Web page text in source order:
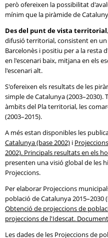
però ofereixen la possibilitat
mínim que la piràmide de
Des del punt de vista territorial
difusió territorial, consistent en
Barcelonès i positiu per a la resta
en l'escenari baix, mitjana en els
l'escenari alt.
S'ofereixen els resultats de les
simple de Catalunya
àmbits del Pla territorial, les
(2003–2015).
A més estan disponibles les
Catalunya (base 2002) i
2002). Principals resultats en els
presenten una visió global de les
Projeccions.
Per elaborar Projeccions
població de Catalunya 2015–2030
Obtenció de projeccions de
projeccions de l'Idescat.
Les dades de les Projeccions de